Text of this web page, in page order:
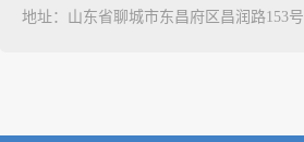
地址：山东省聊城市东昌府区昌润路153号